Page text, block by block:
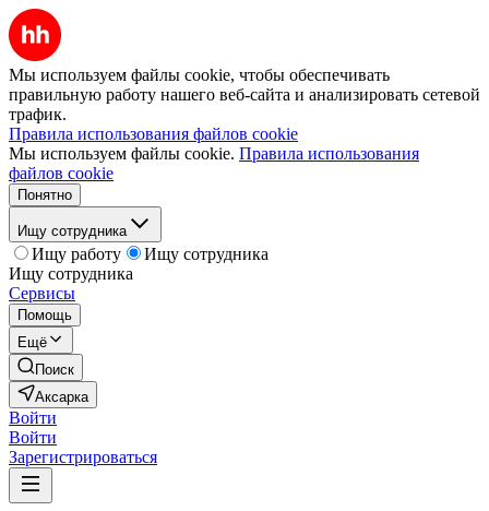
Мы используем файлы cookie, чтобы обеспечивать
правильную работу нашего веб-сайта и анализировать сетевой
трафик.
Правила использования файлов cookie
Мы используем файлы cookie. Правила использования
файлов cookie
Понятно
Ищу сотрудника
Ищу работу
Ищу сотрудника
Ищу сотрудника
Сервисы
Помощь
Ещё
Поиск
Аксарка
Войти
Войти
Зарегистрироваться